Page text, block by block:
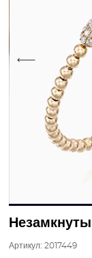
Артикул:2017449